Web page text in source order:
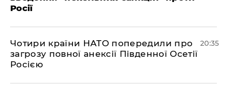
Росії
​Чотири країни НАТО попередили про
загрозу повної анексії Південної Осетії
Росією
20:35